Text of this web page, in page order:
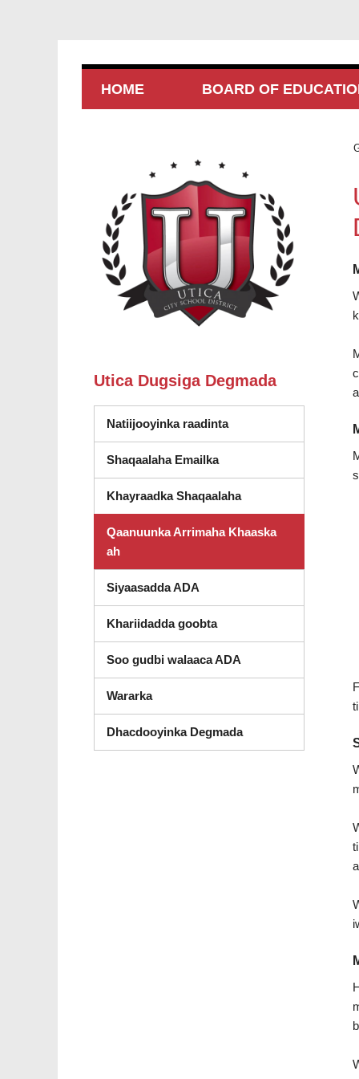
HOME BOARD OF
Utica Dugsiga Degmada
Natiijooyinka raadinta
Shaqaalaha Emailka
Khayraadka Shaqaalaha
Qaanuunka Arrimaha Khaaska
ah
Siyaasadda ADA
Khariidadda goobta
Soo gudbi walaaca ADA
Wararka
Dhacdooyinka Degmada